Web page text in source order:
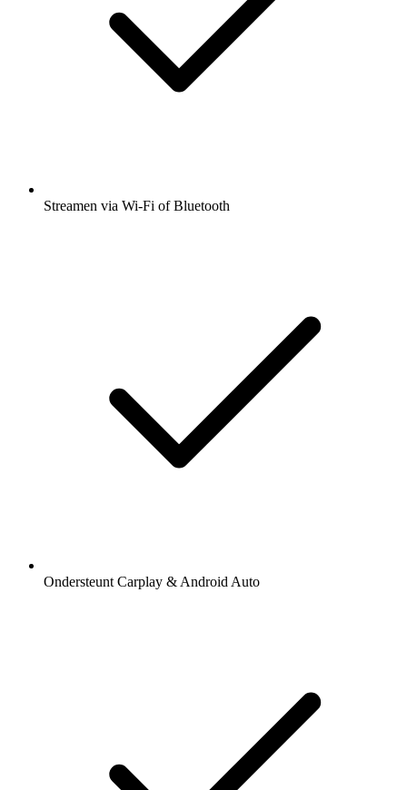
Streamen via Wi-Fi of Bluetooth
Ondersteunt Carplay & Android Auto